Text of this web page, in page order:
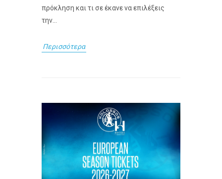
πρόκληση και τι σε έκανε να επιλέξεις
την...
Περισσότερα